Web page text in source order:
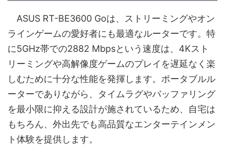
ASUS RT-BE3600 Goは、ストリーミングやオン
ラインゲームの愛好者にも最適なルーターです。特
に5GHz帯での2882 Mbpsという速度は、4Kスト
リーミングや高解像度ゲームのプレイを遅延なく楽
しむために十分な性能を発揮します。ポータブルル
ーターでありながら、タイムラグやバッファリング
を最小限に抑える設計が施されているため、自宅は
もちろん、外出先でも高品質なエンターテインメン
ト体験を提供します。